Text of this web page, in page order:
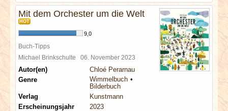
Mit dem Orchester um die Welt
HOT
9,0
Buch-Tipps
Michael Brinkschulte 06. November 2023
Autor(en)
Chloé Perarnau
Genre
Wimmelbuch
Bilderbuch
Verlag
Kunstmann
Erscheinungsjahr
2023